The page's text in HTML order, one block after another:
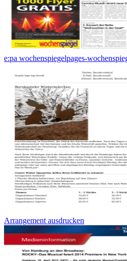
e:pa wochenspiegelpages-
Arrangement ausdrucken